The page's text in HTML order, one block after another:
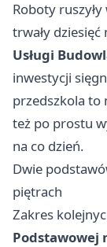
Roboty
trwały dziesięć
Usługi
inwestycji
przedszkola to
też po prostu
na co dzień.
Dwie
piętrach
Zakres
Podstawowej